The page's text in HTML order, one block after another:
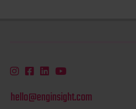
hello@enginsight.com